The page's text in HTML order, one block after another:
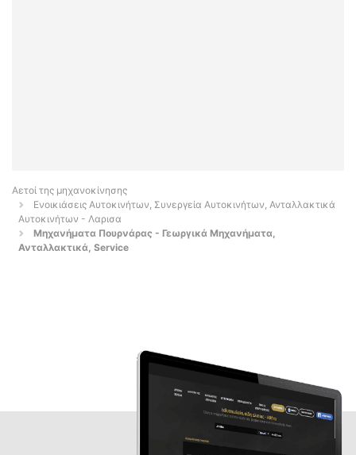
Αετοί της μηχανοκίνησης
Ενοικιάσεις Αυτοκινήτων, Συνεργεία Αυτοκινήτων, Ανταλλακτικά
Αυτοκινήτων - Λαρισα
Μηχανήματα Πουρνάρας - Γεωργικά Μηχανήματα,
Ανταλλακτικά, Service